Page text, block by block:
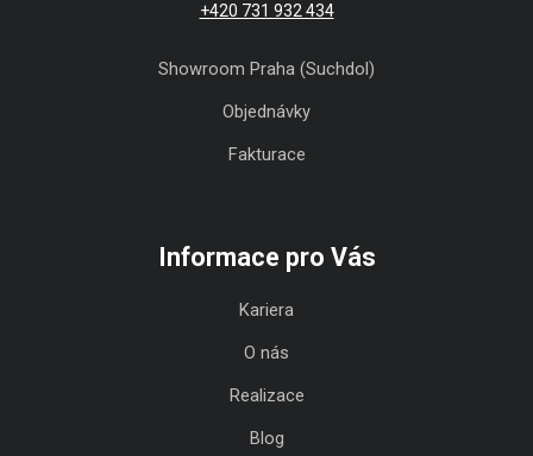
+420 731 932 434
Showroom Praha (Suchdol)
Objednávky
Fakturace
Informace pro Vás
Kariera
O nás
Realizace
Blog